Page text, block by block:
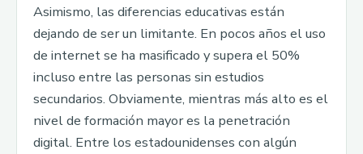
Asimismo, las diferencias educativas están
dejando de ser un limitante. En pocos años el uso
de internet se ha masificado y supera el 50%
incluso entre las personas sin estudios
secundarios. Obviamente, mientras más alto es el
nivel de formación mayor es la penetración
digital. Entre los estadounidenses con algún